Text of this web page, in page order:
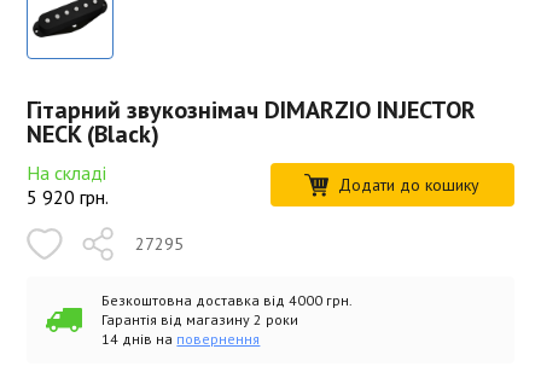
Гітарний звукознімач DIMARZIO INJECTOR
NECK (Black)
На складі
5 920 грн. Додати до кошику
27295
Безкоштовна доставка від 4000 грн.
Гарантія від магазину 2 роки
14 днів на повернення